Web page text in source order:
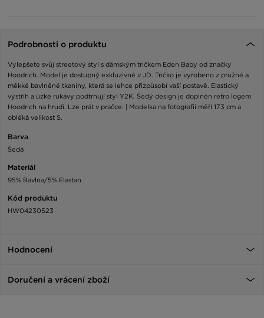
Podrobnosti o produktu
Vylepšete svůj streetový styl s dámským tričkem Eden Baby od značky
Hoodrich. Model je dostupný exkluzivně v JD. Tričko je vyrobeno z pružné a
měkké bavlněné tkaniny, která se lehce přizpůsobí vaší postavě. Elastický
výstřih a úzké rukávy podtrhují styl Y2K. Šedý design je doplněn retro logem
Hoodrich na hrudi. Lze prát v pračce. | Modelka na fotografii měří 173 cm a
obléká velikost S.
Barva
Šedá
Materiál
95% Bavlna/5% Elastan
Kód produktu
HW04230523
Hodnocení
Doručení a vrácení zboží